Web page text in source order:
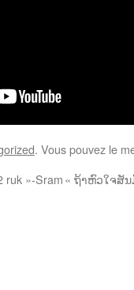
. Vous pouvez le
ruk »-Sram« ຖ້າຫົວໃຈສັນ